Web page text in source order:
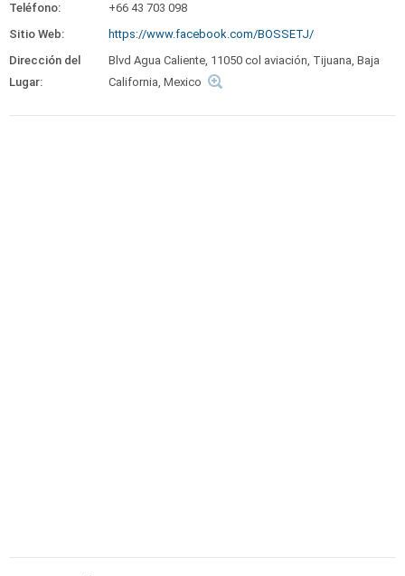
Teléfono:
+66 43 703 098
Sitio Web:
https://www.facebook.com/BOSSETJ/
Dirección del
Lugar:
Blvd Agua Caliente, 11050 col aviación, Tijuana, Baja
California, Mexico